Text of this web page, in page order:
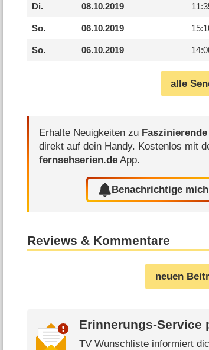
Di. 08.10.2019
So. 06.10.2019
So. 06.10.2019
alle
Erhalte Neuigkeiten zu
direkt auf dein Handy. Kostenlos mit
fernsehserien.de App.
Benachrichtige mich
Reviews & Kommentare
neuen
Erinnerungs-Service
TV Wunschliste informiert